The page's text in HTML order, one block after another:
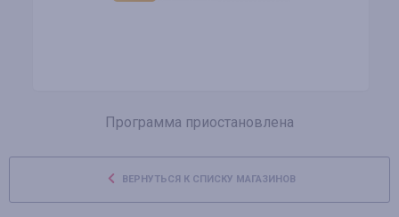
Программа приостановлена
ВЕРНУТЬСЯ К СПИСКУ МАГАЗИНОВ